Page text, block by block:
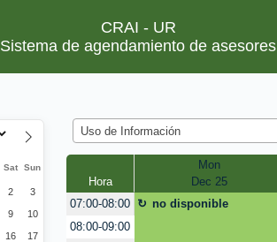
CRAI - UR
Sistema de agendamiento de asesores
Sat Sun
2 3
9 10
16 17
Uso de Información
Hora
Mon
Dec 25
07:00-08:00
no disponible
08:00-09:00